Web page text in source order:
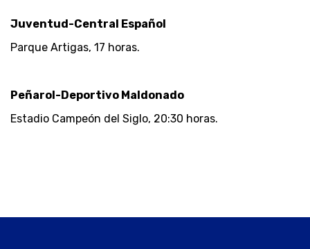
Juventud-Central Español
Parque Artigas, 17 horas.
Peñarol-Deportivo Maldonado
Estadio Campeón del Siglo, 20:30 horas.